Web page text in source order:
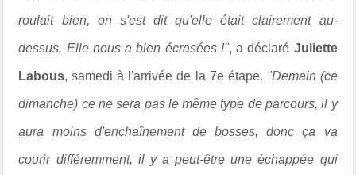
roulait bien, on s'est dit qu'elle était clairement au-
dessus. Elle nous a bien écrasées !", a déclaré Juliette
Labous, samedi à l'arrivée de la 7e étape. "Demain (ce
dimanche) ce ne sera pas le même type de parcours, il y
aura moins d'enchaînement de bosses, donc ça va
courir différemment, il y a peut-être une échappée qui